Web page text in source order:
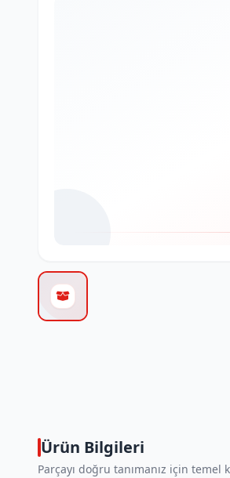
Ürün Bilgileri
Parçayı doğru tanımanız için temel